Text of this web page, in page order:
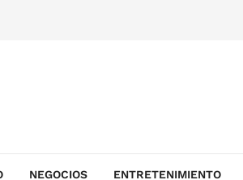
NEGOCIOS ENTRETENIMIENTO